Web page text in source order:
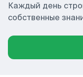
Каждый день
собственные